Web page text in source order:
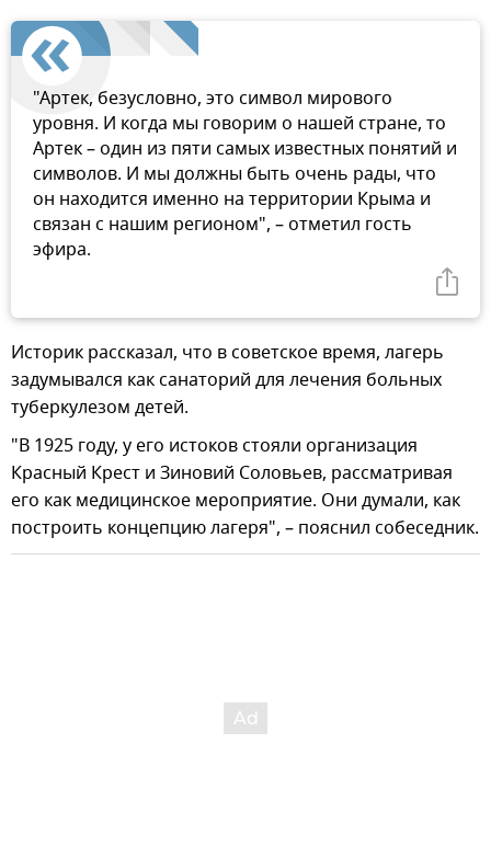
"Артек, безусловно, это символ мирового
уровня. И когда мы говорим о нашей стране, то
Артек – один из пяти самых известных понятий и
символов. И мы должны быть очень рады, что
он находится именно на территории Крыма и
связан с нашим регионом", – отметил гость
эфира.
Историк рассказал, что в советское время, лагерь
задумывался как санаторий для лечения больных
туберкулезом детей.
"В 1925 году, у его истоков стояли организация
Красный Крест и Зиновий Соловьев, рассматривая
его как медицинское мероприятие. Они думали, как
построить концепцию лагеря", – пояснил собеседник.